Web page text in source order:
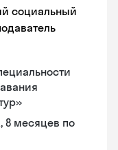
социальный
8 месяцев по